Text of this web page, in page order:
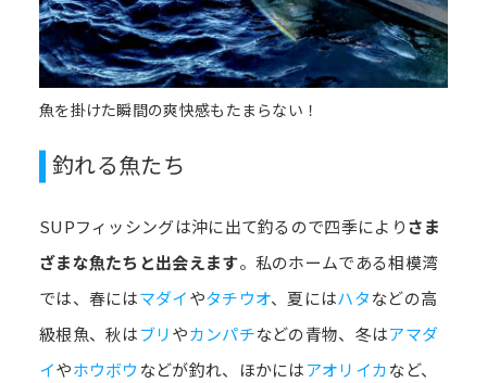
魚を掛けた瞬間の爽快感もたまらない！
釣れる魚たち
SUPフィッシングは沖に出て釣るので四季によりさま
ざまな魚たちと出会えます。私のホームである相模湾
では、春にはマダイやタチウオ、夏にはハタなどの高
級根魚、秋はブリやカンパチなどの青物、冬はアマダ
イやホウボウ などが釣れ、ほかにはアオリイカなど、